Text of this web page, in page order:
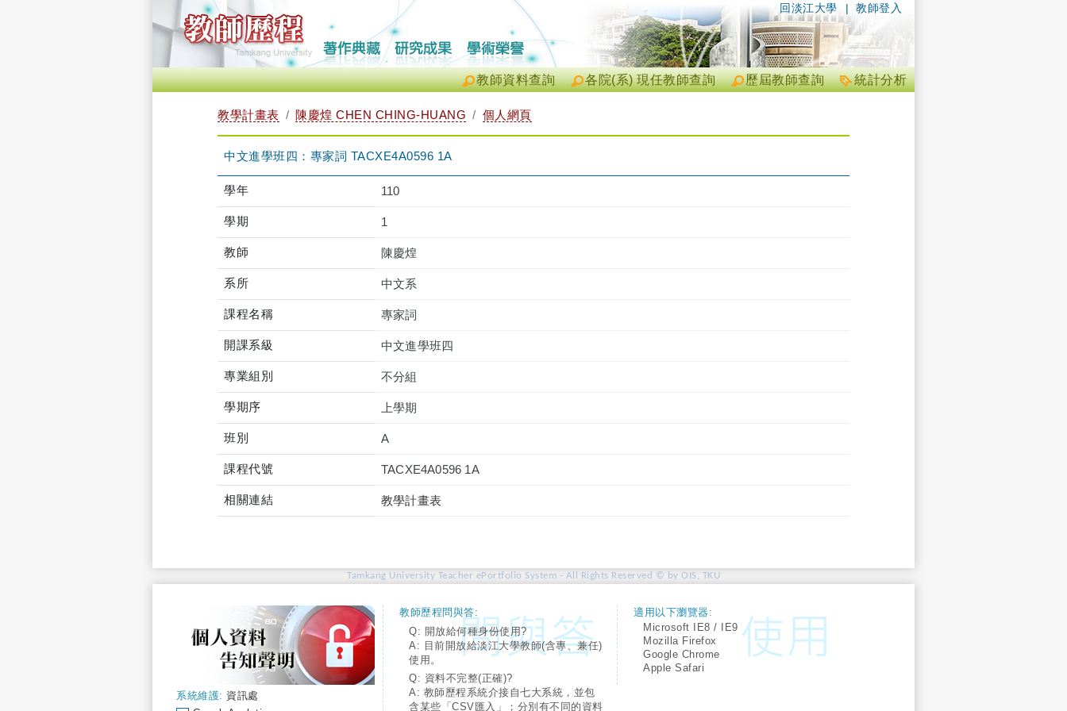
| 教師登入
回淡江大學
統計分析
歷屆教師查詢
各院(系) 現任教師查詢
教師資料查詢
教學計畫表 陳慶煌 CHEN CHING-HUANG 個人網頁
中文進學班四：專家詞 TACXE4A0596 1A
學年 110
學期 1
教師 陳慶煌
系所 中文系
課程名稱 專家詞
開課系級 中文進學班四
專業組別 不分組
學期序 上學期
班別 A
課程代號 TACXE4A0596 1A
相關連結 教學計畫表
Tamkang University Teacher ePortfolio System - All Rights Reserved © by OIS, TKU
系統維護: 資訊處
教師歷程問與答:
Q: 開放給何種身份使用?
A: 目前開放給淡江大學教師(含專、兼任)
使用。
Q: 資料不完整(正確)?
A: 教師歷程系統介接自七大系統，並包
含某些「CSV匯入」；分別有不同的資料
適用以下瀏覽器:
Microsoft IE8 / IE9
Mozilla Firefox
Google Chrome
Apple Safari